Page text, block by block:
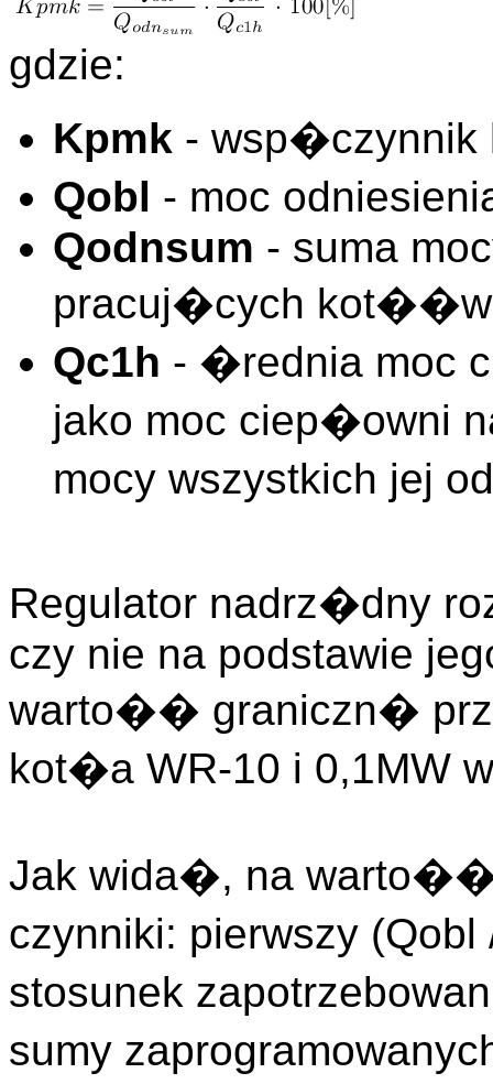
gdzie:
Kpmk -
Qobl - moc
Qodnsum - suma
pracuj�cych kot��w
Qc1h - �rednia moc
jako moc ciep�owni
mocy wszystkich jej
Regulator nadrz�dny
czy nie na podstawie
warto�� graniczn�
kot�a WR-10 i 0,1MW
Jak wida�, na
czynniki: pierwszy
stosunek
sumy